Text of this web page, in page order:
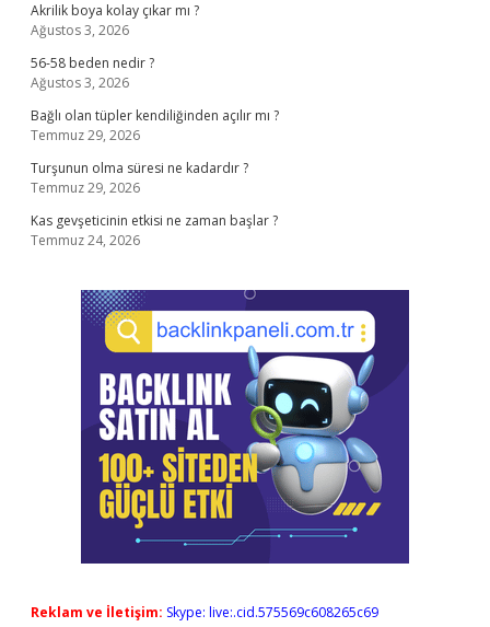
Akrilik boya kolay çıkar mı ?
Ağustos 3, 2026
56-58 beden nedir ?
Ağustos 3, 2026
Bağlı olan tüpler kendiliğinden açılır mı ?
Temmuz 29, 2026
Turşunun olma süresi ne kadardır ?
Temmuz 29, 2026
Kas gevşeticinin etkisi ne zaman başlar ?
Temmuz 24, 2026
Reklam ve İletişim: Skype: live:.cid.575569c608265c69